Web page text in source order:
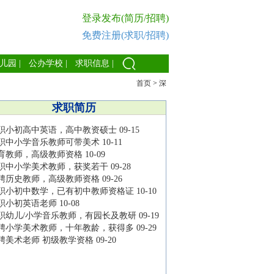
登录发布(简历/招聘)
免费注册(求职/招聘)
园 公办学校 求职信息
首页 > 深
求职简历
小初高中英语，高中教资硕士 09-15
中小学音乐教师可带美术 10-11
教师，高级教师资格 10-09
中小学美术教师，获奖若干 09-28
历史教师，高级教师资格 09-26
小初中数学，已有初中教师资格证 10-10
小初英语老师 10-08
幼儿/小学音乐教师，有园长及教研 09-19
小学美术教师，十年教龄，获得多 09-29
美术老师 初级教学资格 09-20